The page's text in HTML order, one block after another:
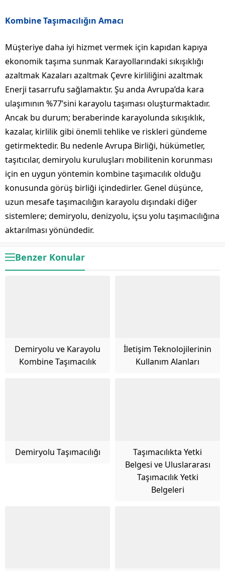
Kombine Taşımacılığın Amacı
Müşteriye daha iyi hizmet vermek için kapıdan kapıya
ekonomik taşıma sunmak Karayollarındaki sıkışıklığı
azaltmak Kazaları azaltmak Çevre kirliliğini azaltmak
Enerji tasarrufu sağlamaktır. Şu anda Avrupa’da kara
ulaşımının %77’sini karayolu taşıması oluşturmaktadır.
Ancak bu durum; beraberinde karayolunda sıkışıklık,
kazalar, kirlilik gibi önemli tehlike ve riskleri gündeme
getirmektedir. Bu nedenle Avrupa Birliği, hükümetler,
taşıtıcılar, demiryolu kuruluşları mobilitenin korunması
için en uygun yöntemin kombine taşımacılık olduğu
konusunda görüş birliği içindedirler. Genel düşünce,
uzun mesafe taşımacılığın karayolu dışındaki diğer
sistemlere; demiryolu, denizyolu, içsu yolu taşımacılığına
aktarılması yönündedir.
Benzer Konular
Demiryolu ve Karayolu
Kombine Taşımacılık
İletişim Teknolojilerinin
Kullanım Alanları
Demiryolu Taşımacılığı
Taşımacılıkta Yetki
Belgesi ve Uluslararası
Taşımacılık Yetki
Belgeleri